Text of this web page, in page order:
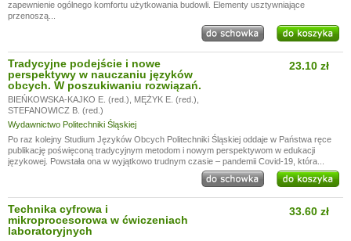
zapewnienie ogólnego komfortu użytkowania budowli. Elementy usztywniające
przenoszą...
Tradycyjne podejście i nowe
perspektywy w nauczaniu języków
obcych. W poszukiwaniu rozwiązań.
BIEŃKOWSKA-KAJKO E. (red.) MĘŻYK E. (red.)
STEFANOWICZ B. (red.)
Wydawnictwo Politechniki Śląskiej
23.10 zł
Po raz kolejny Studium Języków Obcych Politechniki Śląskiej oddaje w Państwa ręce
publikację poświęconą tradycyjnym metodom i nowym perspektywom w edukacji
językowej. Powstała ona w wyjątkowo trudnym czasie – pandemii Covid-19, która...
Technika cyfrowa i
mikroprocesorowa w ćwiczeniach
laboratoryjnych
33.60 zł